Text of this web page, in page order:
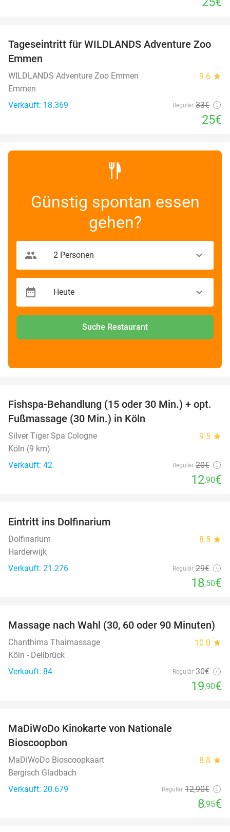
24%
Tageseintritt für WILDLANDS Adventure Zoo
Emmen
WILDLANDS Adventure Zoo Emmen 9.6 star
Emmen
Verkauft: 18.369
Regulär 33€
25€
Günstig spontan essen
gehen?
Suche Restaurant
36%
Fishspa-Behandlung (15 oder 30 Min.) + opt.
Fußmassage (30 Min.) in Köln
Silver Tiger Spa Cologne 9.5 star
Köln (9 km)
Verkauft: 42
Regulär 20€
12,90€
Eintritt ins Dolfinarium
Dolfinarium 8.5 star
Harderwijk
Verkauft: 21.276
Regulär 29€
18,50€
34%
Massage nach Wahl (30, 60 oder 90 Minuten)
Chanthima Thaimassage 10.0 star
Köln - Dellbrück
Verkauft: 84
Regulär 30€
19,90€
MaDiWoDo Kinokarte von Nationale
Bioscoopbon
MaDiWoDo Bioscoopkaart 8.8 star
Bergisch Gladbach
Verkauft: 20.679
Regulär 12,90€
8,95€